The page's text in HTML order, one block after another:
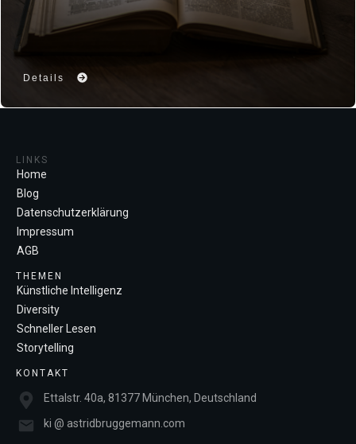
Details
LINKS
Home
Blog
Datenschutzerklärung
Impressum
AGB
THEMEN
Künstliche Intelligenz
Diversity
Schneller Lesen
Storytelling
KONTAKT
Ettalstr. 40a, 81377 München, Deutschland
ki @ astridbruggemann.com